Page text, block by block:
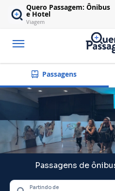
Quero Passagem: Ônibus
e Hotel
Viagem
Passagens
Passagens de
Partindo de